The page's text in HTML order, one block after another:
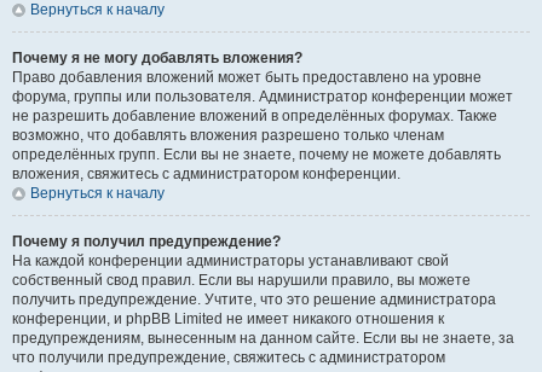
Вернуться к началу
Почему я не могу добавлять вложения?
Право добавления вложений может быть предоставлено на уровне
форума, группы или пользователя. Администратор конференции может
не разрешить добавление вложений в определённых форумах. Также
возможно, что добавлять вложения разрешено только членам
определённых групп. Если вы не знаете, почему не можете добавлять
вложения, свяжитесь с администратором конференции.
Вернуться к началу
Почему я получил предупреждение?
На каждой конференции администраторы устанавливают свой
собственный свод правил. Если вы нарушили правило, вы можете
получить предупреждение. Учтите, что это решение администратора
конференции, и phpBB Limited не имеет никакого отношения к
предупреждениям, вынесенным на данном сайте. Если вы не знаете, за
что получили предупреждение, свяжитесь с администратором